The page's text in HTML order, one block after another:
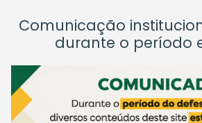
Comunicação
durante o período